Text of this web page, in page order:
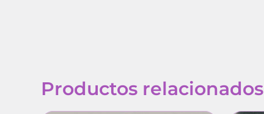
Productos relacionados